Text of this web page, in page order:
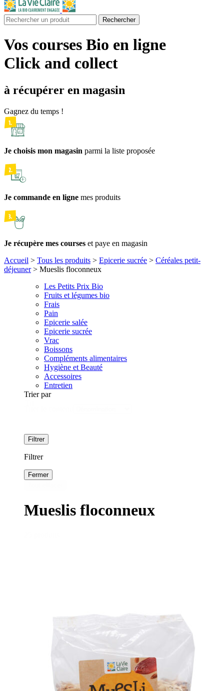
Rechercher
Vos courses Bio en ligne
Click and collect
à récupérer en magasin
Gagnez du temps !
Je choisis mon magasin parmi la liste proposée
Je commande en ligne mes produits
Je récupère mes courses et paye en magasin
Accueil > Tous les produits > Epicerie sucrée > Céréales petit-
déjeuner> Mueslis floconneux
Les Petits Prix Bio
Fruits et légumes bio
Frais
Pain
Epicerie salée
Epicerie sucrée
Vrac
Boissons
Compléments alimentaires
Hygiène et Beauté
Accessoires
Entretien
Trier par
Filtrer
Filtrer
Fermer
Mueslis floconneux